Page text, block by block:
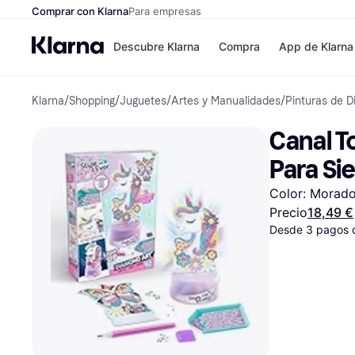
Comprar con KlarnaPara empresas
Descubre Klarna
Formas de pago
Paga ahora
Paga en 3 plazos
Paga en 30 días
Financiación
Klarna en Apple
Compra
Tiendas
Shein
Zalando Prive
Zara
JD Sports
App de Klarna
Klarna/Shopping/Juguetes/Artes y Manualidades/Pinturas de
Canal
Para
Color: Morado
Precio18,49 €
Desde 3 pagos